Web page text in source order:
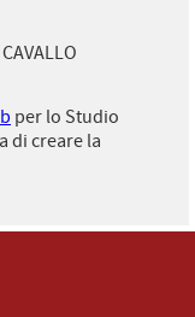
per lo Studio
di creare la